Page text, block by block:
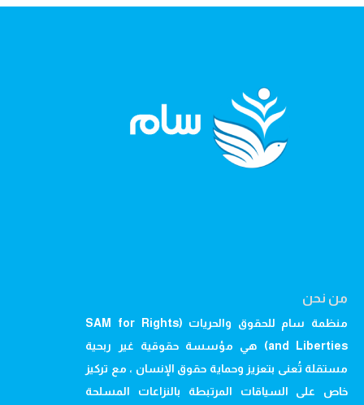
من نحن
منظمة سام للحقوق والحريات (SAM for Rights
and Liberties) هي مؤسسة حقوقية غير ربحية
مستقلة تُعنى بتعزيز وحماية حقوق الإنسان ، مع تركيز
خاص على السياقات المرتبطة بالنزاعات المسلحة